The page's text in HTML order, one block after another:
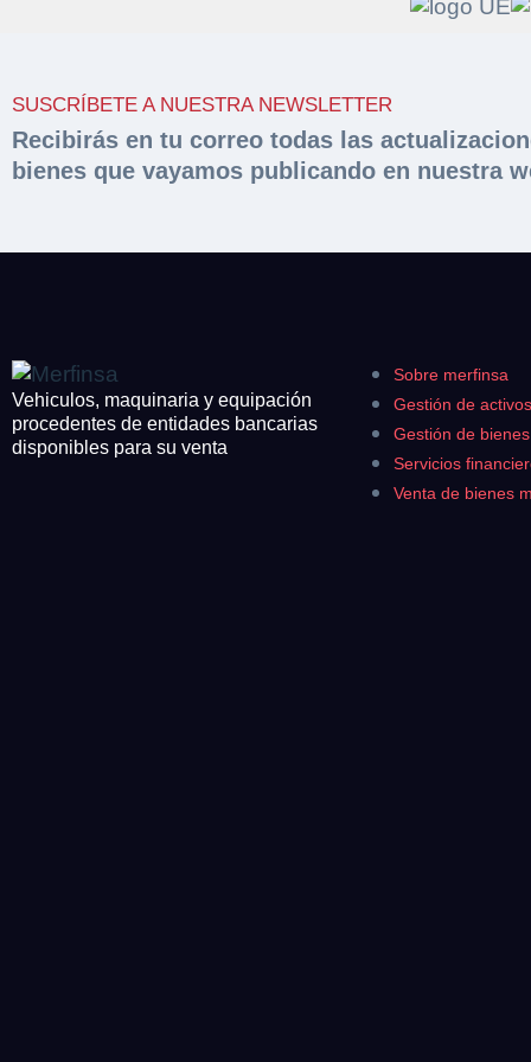
SUSCRÍBETE A NUESTRA NEWSLETTER
Recibirás en tu correo todas las
bienes que vayamos publicando en nuestra
Vehiculos, maquinaria y equipación
procedentes de entidades bancarias
disponibles para su venta
Sobre merfinsa
Gestión de activos
Gestión de
Servicios
Venta de bienes
Rellene este
¿Cuánto es 4 +
Hacer
Razón social*
Importe en €*
¿Cuánto es 3 +
Maquinaria
Equipamiento
CONTACTO
926 25 08 86